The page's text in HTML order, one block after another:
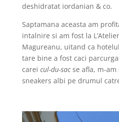
deshidratat iordanian & co.
Saptamana aceasta am
intalnire si am fost la
Magureanu, uitand ca
tare bine a fost caci
carei cul-du-sacse afla, m-am
sneakers albi pe drumul